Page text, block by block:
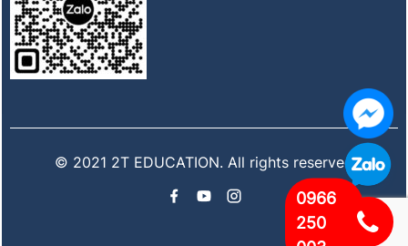
© 2021 2T EDUCATION. All rights reserved
0966
250